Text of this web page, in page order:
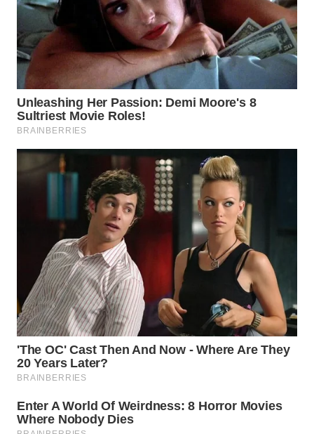
WAHANA
INFRASTRUKTUR
KONSUMEN
WAHANA
LISTRIK
WAHANA
WAHANA
WAHANANEWS
ID
WAHANANEWS
CO ID
WAHANANEWS
WAHANA